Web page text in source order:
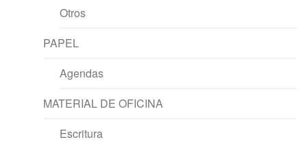
Otros
PAPEL
Agendas
MATERIAL DE OFICINA
Escritura